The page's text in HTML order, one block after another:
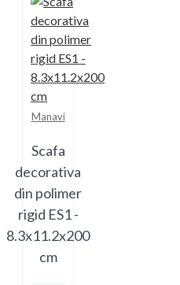
Manavi
Scafa
decorativa
din polimer
rigid ES1 -
8.3x11.2x200
cm